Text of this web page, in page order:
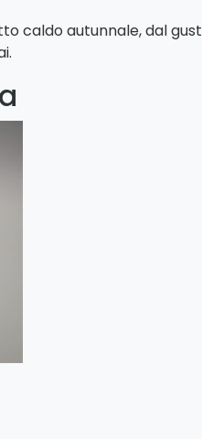
caldo autunnale, dal